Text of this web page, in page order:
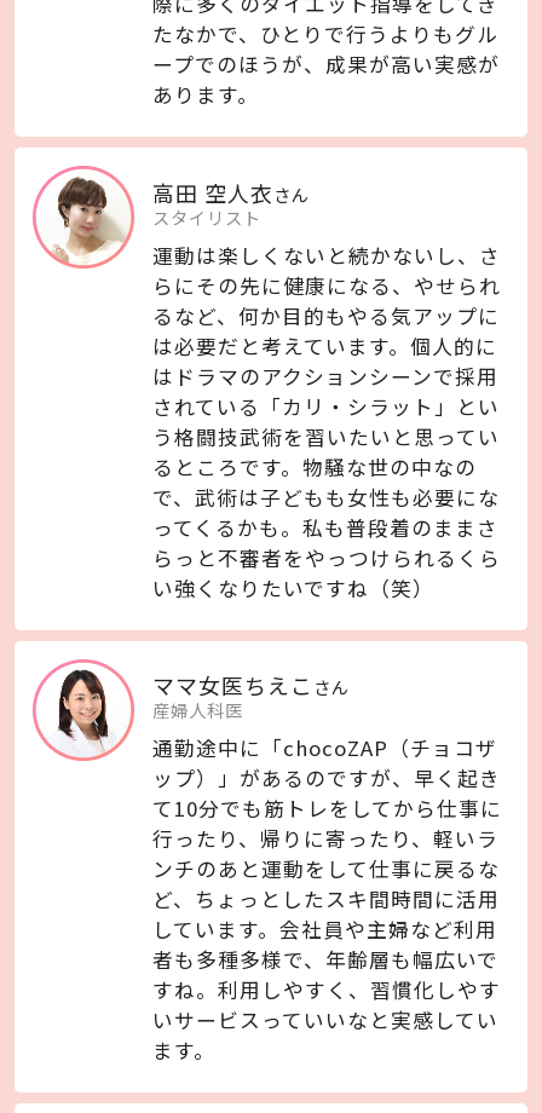
たなかで、ひとりで行うよりもグル
ープでのほうが、成果が高い実感が
あります。
高田 空人衣さん
スタイリスト
運動は楽しくないと続かないし、さ
らにその先に健康になる、やせられ
るなど、何か目的もやる気アップに
は必要だと考えています。個人的に
はドラマのアクションシーンで採用
されている「カリ・シラット」とい
う格闘技武術を習いたいと思ってい
るところです。物騒な世の中なの
で、武術は子どもも女性も必要にな
ってくるかも。私も普段着のままさ
らっと不審者をやっつけられるくら
い強くなりたいですね（笑）
ママ女医ちえこ さん
産婦人科医
通勤途中に「chocoZAP（チョコザ
ップ）」があるのですが、早く起き
て10分でも筋トレをしてから仕事に
行ったり、帰りに寄ったり、軽いラ
ンチのあと運動をして仕事に戻るな
ど、ちょっとしたスキ間時間に活用
しています。会社員や主婦など利用
者も多種多様で、年齢層も幅広いで
すね。利用しやすく、習慣化しやす
いサービスっていいなと実感してい
ます。